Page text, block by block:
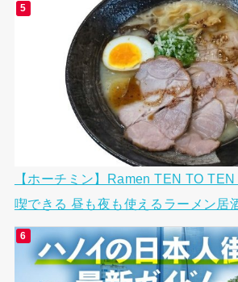
【ホーチミン】Ramen TEN TO
喫できる 昼も夜も使えるラーメン居